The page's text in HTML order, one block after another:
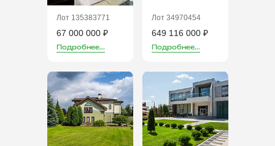
Лот 135383771
67 000 000 ₽
Подробнее...
Лот 34970454
649 116 000 ₽
Подробнее...